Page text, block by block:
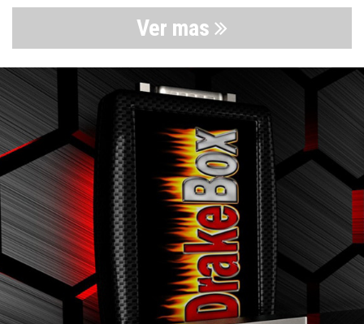
Ver mas